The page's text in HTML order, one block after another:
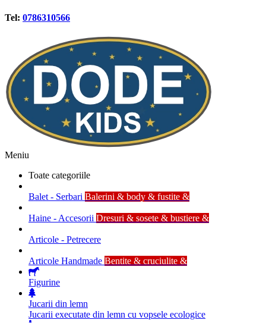
Tel: 0786310566
Meniu
Toate categoriile
Balet - Serbari Balerini & body & fustite &
Haine - Accesorii Dresuri & sosete & bustiere &
Articole - Petrecere
Articole Handmade Bentite & cruciulite &
Figurine
Jucarii din lemn
Jucarii executate din lemn cu vopsele ecologice